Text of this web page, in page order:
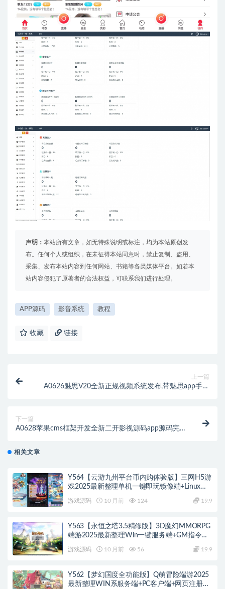
声明： 本站所有文章，如无特殊说明或标注，均为本站原创发
布。任何个人或组织，在未征得本站同意时，禁止复制、盗用、
采集、发布本站内容到任何网站、书籍等各类媒体平台。如若本
站内容侵犯了原著者的合法权益，可联系我们进行处理。
APP源码 影音系统 教程
收藏 链接
上一篇
A0626魅思V20全新正规视频系统发布,带魅思app手机
下一篇
A0628苹果cms框架开发全新二开影视源码app源码完
相关文章
Y564【云游九州平台币内购体验版】三网H5游
戏2025最新整理单机一键即玩镜像端+Linux手
游戏源码 10 月前 124 19.9
Y563【永恒之塔3.5精修版】3D魔幻MMORPG
端游2025最新整理Win一键服务端+GM指令
游戏源码 10 月前 56 19.9
Y562【梦幻国度全功能版】Q萌冒险端游2025
最新整理WIN系服务端+PC客户端+网页注册